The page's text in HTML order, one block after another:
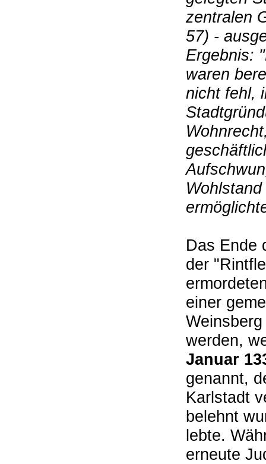
zentralen
57) -
Ergebnis:
waren
nicht fehl,
Das Ende
der
einer
werden,
Januar
genannt,
Karlstadt
belehnt
lebte.
erneute